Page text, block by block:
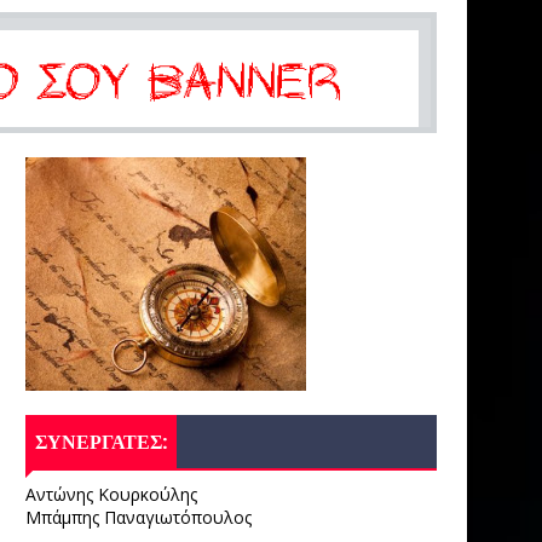
ΣΥΝΕΡΓΑΤΕΣ:
Αντώνης Κουρκούλης
Μπάμπης Παναγιωτόπουλος